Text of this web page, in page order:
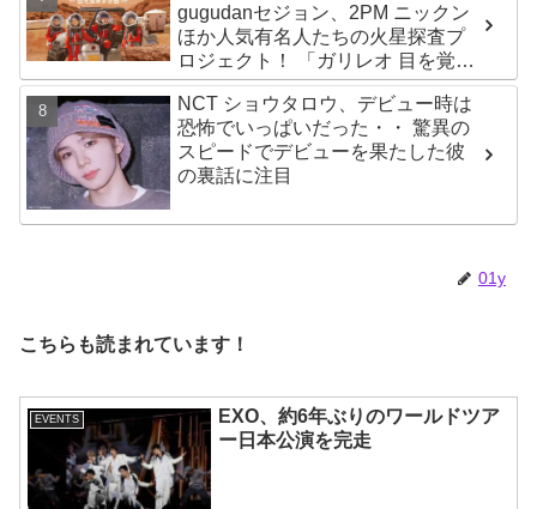
gugudanセジョン、2PM ニックン
ほか人気有名人たちの火星探査プ
ロジェクト！ 「ガリレオ 目を覚ま
す宇宙」10月10日（水）日本初放
送決定
NCT ショウタロウ、デビュー時は
恐怖でいっぱいだった・・ 驚異の
スピードでデビューを果たした彼
の裏話に注目
01y
こちらも読まれています！
EVENTS
EXO、約6年ぶりのワールドツア
ー日本公演を完走